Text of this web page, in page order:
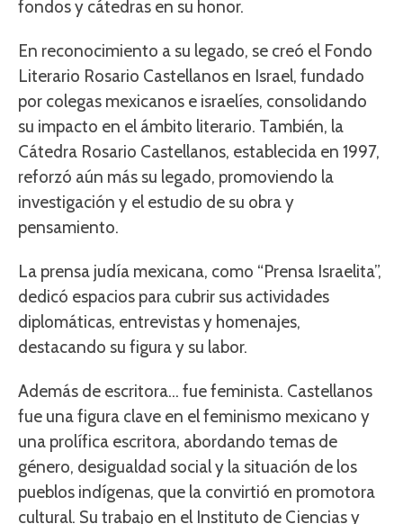
fondos y cátedras en su honor.
En reconocimiento a su legado, se creó el Fondo
Literario Rosario Castellanos en Israel, fundado
por colegas mexicanos e israelíes, consolidando
su impacto en el ámbito literario. También, la
Cátedra Rosario Castellanos, establecida en 1997,
reforzó aún más su legado, promoviendo la
investigación y el estudio de su obra y
pensamiento.
La prensa judía mexicana, como “Prensa Israelita”,
dedicó espacios para cubrir sus actividades
diplomáticas, entrevistas y homenajes,
destacando su figura y su labor.
Además de escritora… fue feminista. Castellanos
fue una figura clave en el feminismo mexicano y
una prolífica escritora, abordando temas de
género, desigualdad social y la situación de los
pueblos indígenas, que la convirtió en promotora
cultural. Su trabajo en el Instituto de Ciencias y